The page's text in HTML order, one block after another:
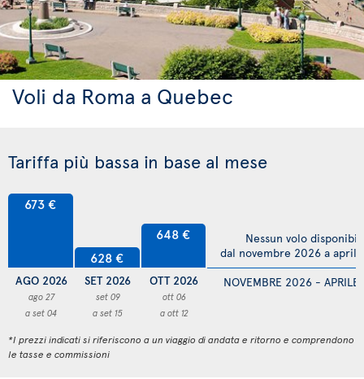
Voli da Roma a Quebec
Tariffa più bassa in base al mese
673 €
AGO 2026
ago 27
a set 04
628 €
SET 2026
set 09
a set 15
648 €
OTT 2026
ott 06
a ott 12
NOVEMBRE 2026 -
Nessun volo
dal novembre 2026 a
*I prezzi indicati si riferiscono a un viaggio di andata e ritorno e comprendono
le tasse e commissioni